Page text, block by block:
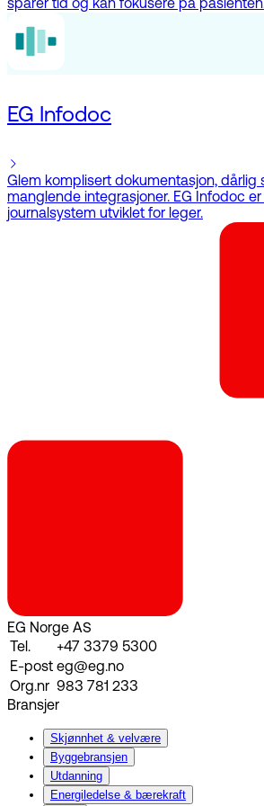
sparer tid og kan fokusere på
EG Infodoc
Glem komplisert dokumentasjon, dårlig
manglende integrasjoner. EG Infodoc
journalsystem utviklet for leger.
EG Norge AS
Tel.
+47 3379 5300
E-post eg@eg.no
Org.nr 983 781 233
Bransjer
Skjønnhet & velvære
Byggebransjen
Utdanning
Energiledelse & bærekraft